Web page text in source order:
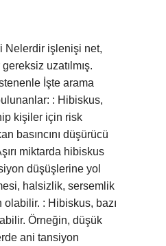
Nelerdir işlenişi net,
uzatılmış.
İşte arama
: Hibiskus,
kişiler için risk
basıncını düşürücü
miktarda hibiskus
düşüşlerine yol
halsizlik, sersemlik
: Hibiskus, bazı
Örneğin, düşük
ani tansiyon